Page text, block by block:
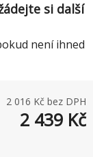
2 016 Kč bez DPH
2 439 Kč
si další
není ihned